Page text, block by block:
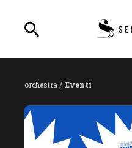
orchestra / Eventi